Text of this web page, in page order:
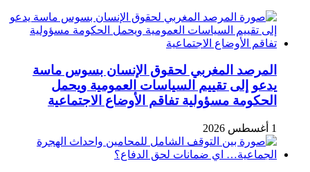
المرصد المغربي لحقوق الإنسان بسوس ماسة
يدعو إلى تقييم السياسات العمومية ويحمل
الحكومة مسؤولية تفاقم الأوضاع الاجتماعية
1 أغسطس 2026